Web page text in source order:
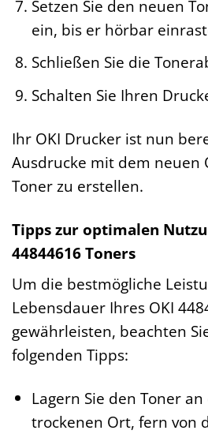
Setzen Sie den neuen
ein, bis er hörbar
Schließen Sie die
Schalten Sie Ihren
Ihr OKI Drucker ist nun
Ausdrucke mit dem neuen
Toner zu erstellen.
Tipps zur optimalen
44844616 Toners
Um die bestmögliche
Lebensdauer Ihres OKI
gewährleisten, beachten
folgenden Tipps:
Lagern Sie den Toner
trockenen Ort, fern von